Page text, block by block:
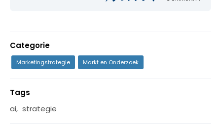
Categorie
Marketingstrategie Markt en Onderzoek
Tags
ai, strategie